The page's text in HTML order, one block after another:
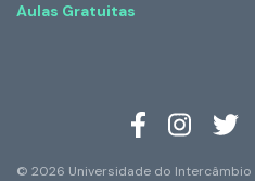
Aulas Gratuitas
© 2026 Universidade do Intercâmbio